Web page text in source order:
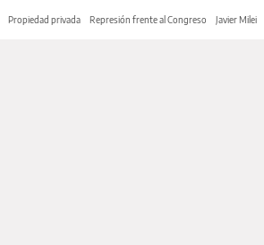
Propiedad privada Represión frente al Congreso Javier Milei